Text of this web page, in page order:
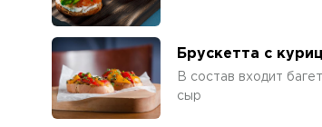
Брускетта с
В состав входит
сыр